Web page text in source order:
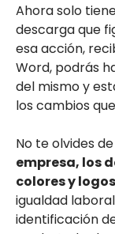
Ahora solo
descarga que
esa acción,
Word, podrás
del mismo y
los cambios
No te olvides de
empresa, los
colores y logos
igualdad
identificación